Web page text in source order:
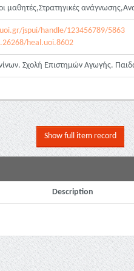
μαθητές,Στρατηγικές
jspui/handle/123456789/5863
heal.uoi.8602
Σχολή Επιστημών Αγωγής.
Show full item record
Description